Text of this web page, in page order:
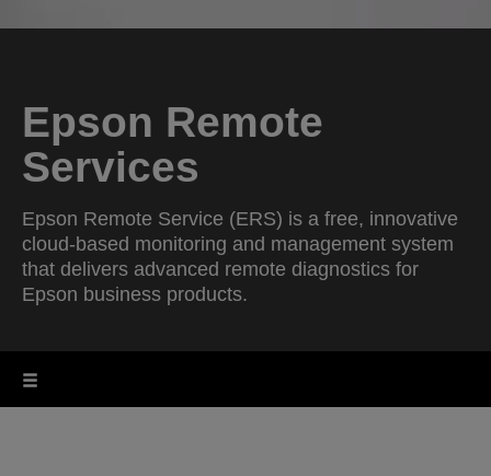
Epson Remote
Services
Epson Remote Service (ERS) is a free, innovative
cloud-based monitoring and management system
that delivers advanced remote diagnostics for
Epson business products.